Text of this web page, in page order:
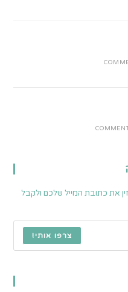
את כתובת המייל שלכם ולקבל
צרפו אותי!